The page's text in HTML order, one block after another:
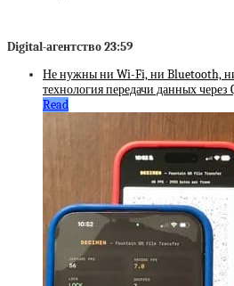
Digital-агентство 23:59
Не нужны ни Wi-Fi, ни Bluetooth, ни
технология передачи данных через
Read